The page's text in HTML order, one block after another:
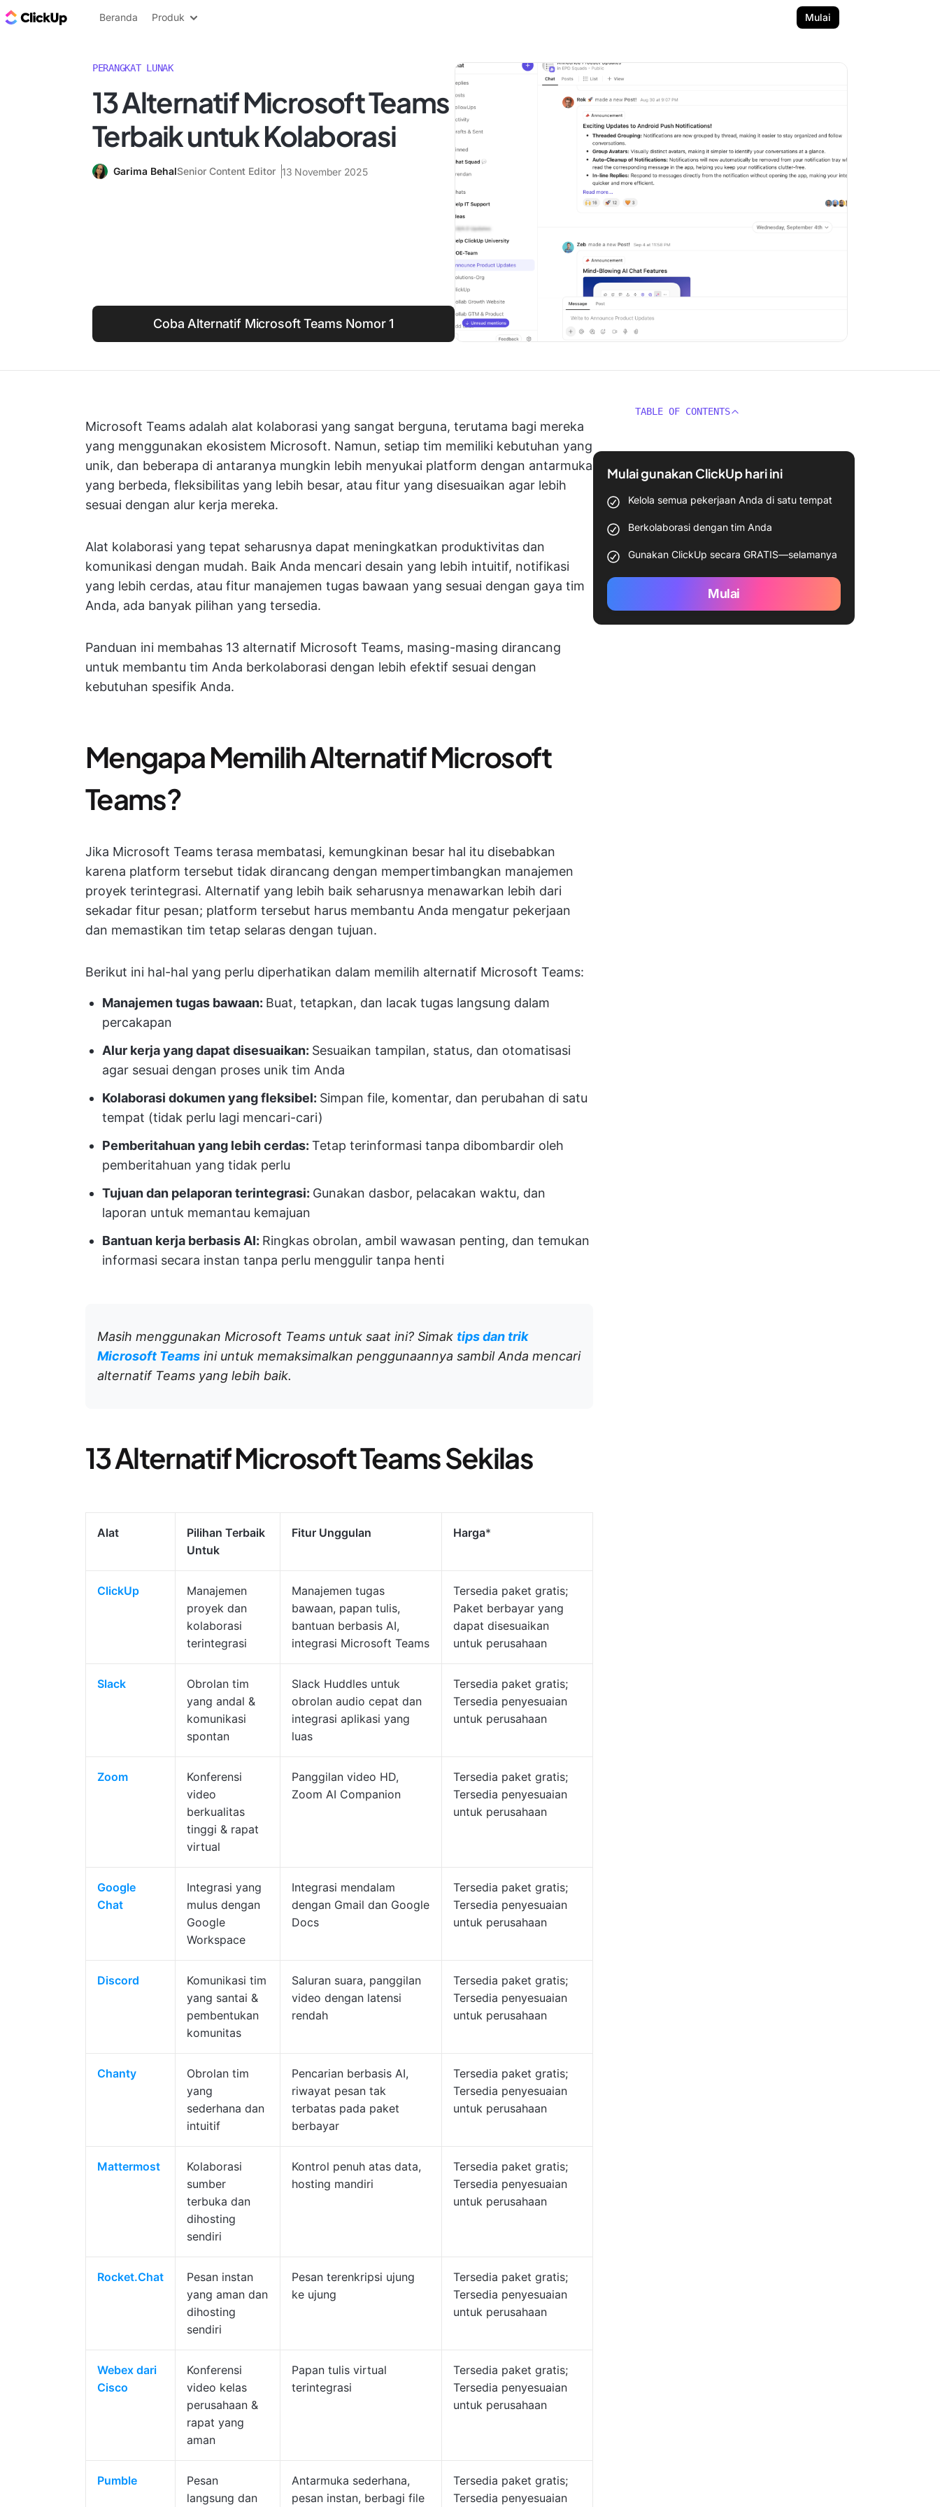
Blog ClickUp
Beranda Produk Mulai
PERANGKAT LUNAK
13 Alternatif Microsoft Teams
Terbaik untuk Kolaborasi
Garima BehalSenior Content Editor 13 November 2025
Coba Alternatif Microsoft Teams Nomor 1
Microsoft Teams adalah alat kolaborasi yang sangat berguna, terutama bagi mereka
yang menggunakan ekosistem Microsoft. Namun, setiap tim memiliki kebutuhan yang
unik, dan beberapa di antaranya mungkin lebih menyukai platform dengan antarmuka
yang berbeda, fleksibilitas yang lebih besar, atau fitur yang disesuaikan agar lebih
sesuai dengan alur kerja mereka.
Alat kolaborasi yang tepat seharusnya dapat meningkatkan produktivitas dan
komunikasi dengan mudah. Baik Anda mencari desain yang lebih intuitif, notifikasi
yang lebih cerdas, atau fitur manajemen tugas bawaan yang sesuai dengan gaya tim
Anda, ada banyak pilihan yang tersedia.
Panduan ini membahas 13 alternatif Microsoft Teams, masing-masing dirancang
untuk membantu tim Anda berkolaborasi dengan lebih efektif sesuai dengan
kebutuhan spesifik Anda.
Mengapa Memilih Alternatif Microsoft
Teams?
Jika Microsoft Teams terasa membatasi, kemungkinan besar hal itu disebabkan
karena platform tersebut tidak dirancang dengan mempertimbangkan manajemen
proyek terintegrasi. Alternatif yang lebih baik seharusnya menawarkan lebih dari
sekadar fitur pesan; platform tersebut harus membantu Anda mengatur pekerjaan
dan memastikan tim tetap selaras dengan tujuan.
Berikut ini hal-hal yang perlu diperhatikan dalam memilih alternatif Microsoft Teams:
Manajemen tugas bawaan: Buat, tetapkan, dan lacak tugas langsung dalam
percakapan
Alur kerja yang dapat disesuaikan: Sesuaikan tampilan, status, dan otomatisasi
agar sesuai dengan proses unik tim Anda
Kolaborasi dokumen yang fleksibel: Simpan file, komentar, dan perubahan di satu
tempat (tidak perlu lagi mencari-cari)
Pemberitahuan yang lebih cerdas: Tetap terinformasi tanpa dibombardir oleh
pemberitahuan yang tidak perlu
Tujuan dan pelaporan terintegrasi: Gunakan dasbor, pelacakan waktu, dan
laporan untuk memantau kemajuan
Bantuan kerja berbasis AI: Ringkas obrolan, ambil wawasan penting, dan temukan
informasi secara instan tanpa perlu menggulir tanpa henti
Masih menggunakan Microsoft Teams untuk saat ini? Simak tips dan trik
Microsoft Teams ini untuk memaksimalkan penggunaannya sambil Anda mencari
alternatif Teams yang lebih baik.
13 Alternatif Microsoft Teams Sekilas
Alat
Pilihan Terbaik
Untuk
Fitur Unggulan Harga*
ClickUp
Manajemen
proyek dan
kolaborasi
terintegrasi
Manajemen tugas
bawaan, papan tulis,
bantuan berbasis AI,
integrasi Microsoft Teams
Tersedia paket gratis;
Paket berbayar yang
dapat disesuaikan
untuk perusahaan
Slack
Obrolan tim
yang andal &
komunikasi
spontan
Slack Huddles untuk
obrolan audio cepat dan
integrasi aplikasi yang
luas
Tersedia paket gratis;
Tersedia penyesuaian
untuk perusahaan
Zoom
Konferensi
video
berkualitas
tinggi & rapat
virtual
Panggilan video HD,
Zoom AI Companion
Tersedia paket gratis;
Tersedia penyesuaian
untuk perusahaan
Google
Chat
Integrasi yang
mulus dengan
Google
Workspace
Integrasi mendalam
dengan Gmail dan Google
Docs
Tersedia paket gratis;
Tersedia penyesuaian
untuk perusahaan
Discord
Komunikasi tim
yang santai &
pembentukan
komunitas
Saluran suara, panggilan
video dengan latensi
rendah
Tersedia paket gratis;
Tersedia penyesuaian
untuk perusahaan
Chanty
Obrolan tim
yang
sederhana dan
intuitif
Pencarian berbasis AI,
riwayat pesan tak
terbatas pada paket
berbayar
Tersedia paket gratis;
Tersedia penyesuaian
untuk perusahaan
Mattermost
Kolaborasi
sumber
terbuka dan
dihosting
sendiri
Kontrol penuh atas data,
hosting mandiri
Tersedia paket gratis;
Tersedia penyesuaian
untuk perusahaan
Rocket.Chat
Pesan instan
yang aman dan
dihosting
sendiri
Pesan terenkripsi ujung
ke ujung
Tersedia paket gratis;
Tersedia penyesuaian
untuk perusahaan
Webex dari
Cisco
Konferensi
video kelas
perusahaan &
rapat yang
aman
Papan tulis virtual
terintegrasi
Tersedia paket gratis;
Tersedia penyesuaian
untuk perusahaan
Pumble
Pesan
langsung dan
Antarmuka sederhana,
pesan instan, berbagi file
Tersedia paket gratis;
Tersedia penyesuaian
TABLE OF CONTENTS
Mulai gunakan ClickUp hari ini
Kelola semua pekerjaan Anda di satu tempat
Berkolaborasi dengan tim Anda
Gunakan ClickUp secara GRATIS—selamanya
Mulai